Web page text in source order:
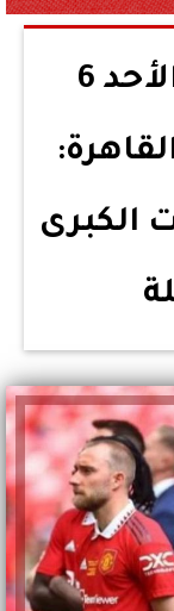
أبرز مباريات اليوم الأحد 6
القاهرة:
الكبرى